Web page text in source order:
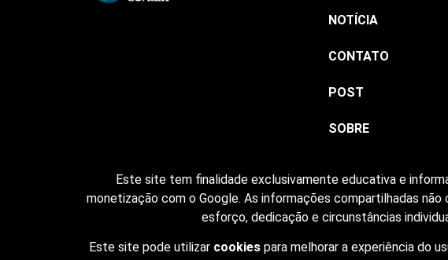
NOTÍCIA
CONTATO
POST
SOBRE
Este site tem finalidade exclusivamente educativa e
monetização com o Google. As informações compartilhadas
esforço, dedicação e circunstâncias
Este site pode utilizar cookiespara melhorar a experiência do